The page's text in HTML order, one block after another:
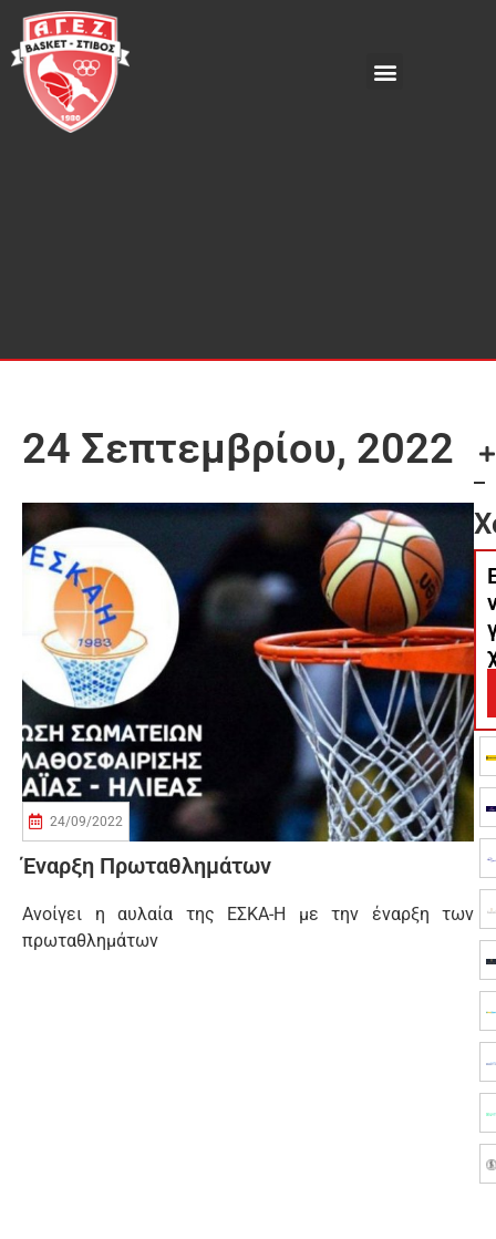
24 Σεπτεμβρίου, 2022
24/09/2022
Έναρξη Πρωταθλημάτων
Ανοίγει η αυλαία της ΕΣΚΑ-Η με την έναρξη των
πρωταθλημάτων